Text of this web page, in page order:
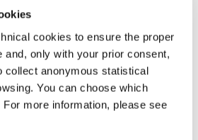
cookies to ensure the proper
and, only with your prior consent,
collect anonymous statistical
You can choose which
more information, please see